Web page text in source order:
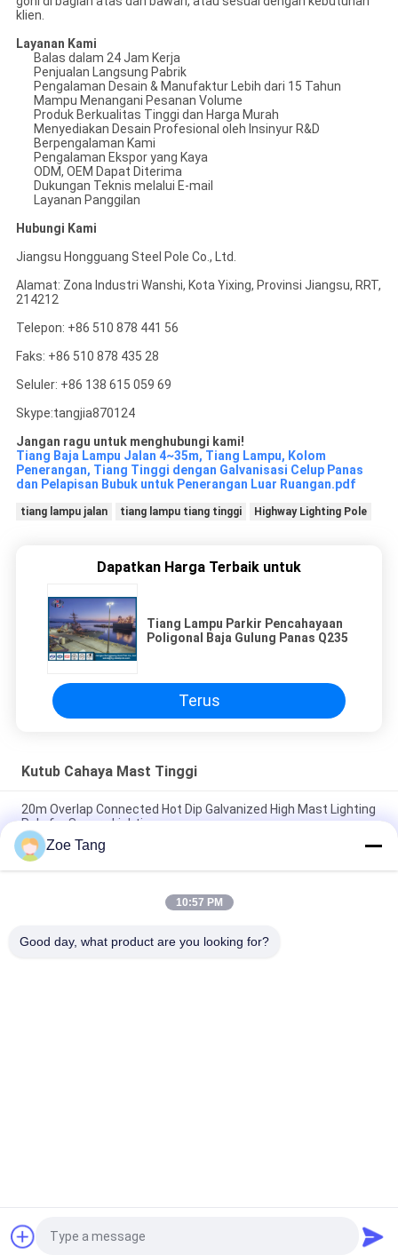
klien.
Layanan Kami
Balas dalam 24 Jam Kerja
Penjualan Langsung Pabrik
Pengalaman Desain & Manufaktur Lebih dari 15 Tahun
Mampu Menangani Pesanan Volume
Produk Berkualitas Tinggi dan Harga Murah
Menyediakan Desain Profesional oleh Insinyur R&D
Berpengalaman Kami
Pengalaman Ekspor yang Kaya
ODM, OEM Dapat Diterima
Dukungan Teknis melalui E-mail
Layanan Panggilan
Hubungi Kami
Jiangsu Hongguang Steel Pole Co., Ltd.
Alamat: Zona Industri Wanshi, Kota Yixing, Provinsi Jiangsu, RRT,
214212
Telepon: +86 510 878 441 56
Faks: +86 510 878 435 28
Seluler: +86 138 615 059 69
Skype:tangjia870124
Jangan ragu untuk menghubungi kami!
Tiang Baja Lampu Jalan 4~35m, Tiang Lampu, Kolom
Penerangan, Tiang Tinggi dengan Galvanisasi Celup Panas
dan Pelapisan Bubuk untuk Penerangan Luar Ruangan.pdf
tiang lampu jalan tiang lampu tiang tinggi Highway Lighting Pole
Dapatkan Harga Terbaik untuk
Tiang Lampu Parkir Pencahayaan
Poligonal Baja Gulung Panas Q235
Terus
Kutub Cahaya Mast Tinggi
20m Overlap Connected Hot Dip Galvanized High Mast Lighting
Pole for Square Lighting
Tumpang tindih tiang seng tiang tinggi galvanis, jalan lampu
LED tiang
Profesional Conical LED High Mast Light Pole dengan 3 Lampu
Quote request suatu
Zoe Tang
10:57 PM
Good day, what product are you looking for?